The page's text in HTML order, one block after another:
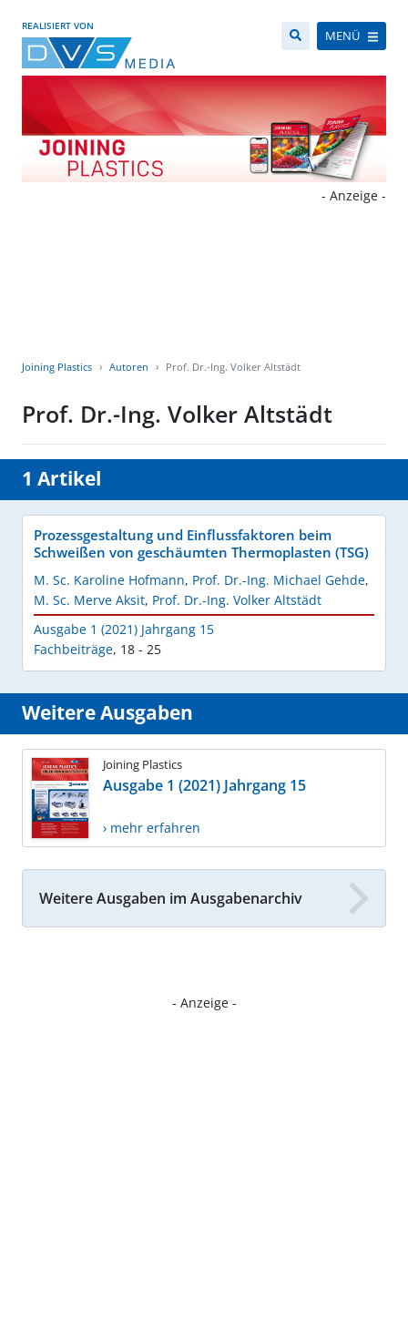
REALISIERT VON
MENÜ
- Anzeige -
Joining Plastics Autoren Prof. Dr.-Ing. Volker Altstädt
Prof. Dr.-Ing. Volker Altstädt
1 Artikel
Prozessgestaltung und Einflussfaktoren beim
Schweißen von geschäumten Thermoplasten (TSG)
M. Sc. Karoline Hofmann, Prof. Dr.-Ing. Michael Gehde,
M. Sc. Merve Aksit, Prof. Dr.-Ing. Volker Altstädt
Ausgabe 1 (2021) Jahrgang 15
Fachbeiträge, 18 - 25
Weitere Ausgaben
Joining Plastics
Ausgabe 1 (2021) Jahrgang 15
› mehr erfahren
Weitere Ausgaben im Ausgabenarchiv
- Anzeige -